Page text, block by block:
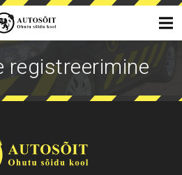
registreerimine